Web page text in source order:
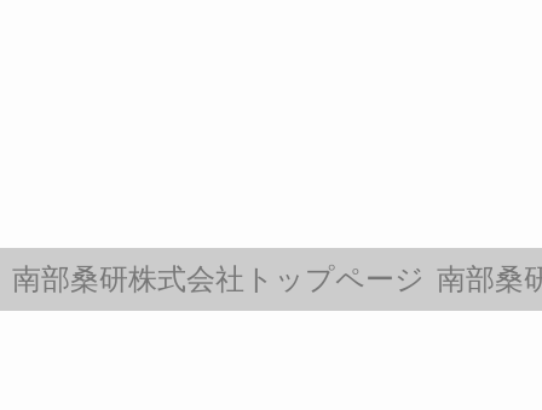
南部桑研株式会社トップページ 南部桑